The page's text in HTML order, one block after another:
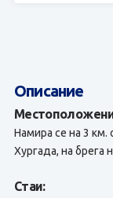
Описание
Намира се на 3 км.
Хургада, на брега
Стаи: